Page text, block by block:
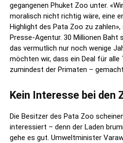
gegangenen Phuket Zoo unter.
moralisch nicht richtig wäre, eine
Highlight des Pata Zoo zu
Presse-Agentur. 30 Millionen Baht
das vermutlich nur noch wenige
möchten wir, dass ein Deal für
zumindest der Primaten –
Kein Interesse bei den
Die Besitzer des Pata Zoo
interessiert – denn der Laden
gehe es gut. Umweltminister